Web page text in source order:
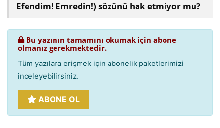
Efendim! Emredin!) sözünü hak etmiyor mu?
Bu yazının tamamını okumak için abone
olmanız gerekmektedir.
Tüm yazılara erişmek için abonelik paketlerimizi
inceleyebilirsiniz.
ABONE OL